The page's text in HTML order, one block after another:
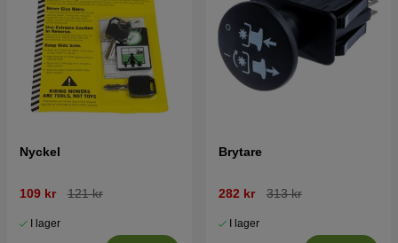
Nyckel
109 kr 121 kr
I lager
Brytare
282 kr 313 kr
I lager